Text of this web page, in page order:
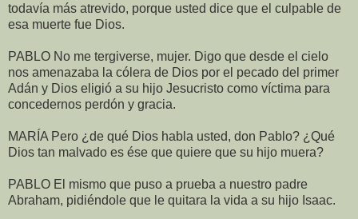
todavía más atrevido, porque usted dice que el culpable de
esa muerte fue Dios.
PABLO No me tergiverse, mujer. Digo que desde el cielo
nos amenazaba la cólera de Dios por el pecado del primer
Adán y Dios eligió a su hijo Jesucristo como víctima para
concedernos perdón y gracia.
MARÍA Pero ¿de qué Dios habla usted, don Pablo? ¿Qué
Dios tan malvado es ése que quiere que su hijo muera?
PABLO El mismo que puso a prueba a nuestro padre
Abraham, pidiéndole que le quitara la vida a su hijo Isaac.